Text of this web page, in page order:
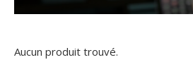
Aucun produit trouvé.